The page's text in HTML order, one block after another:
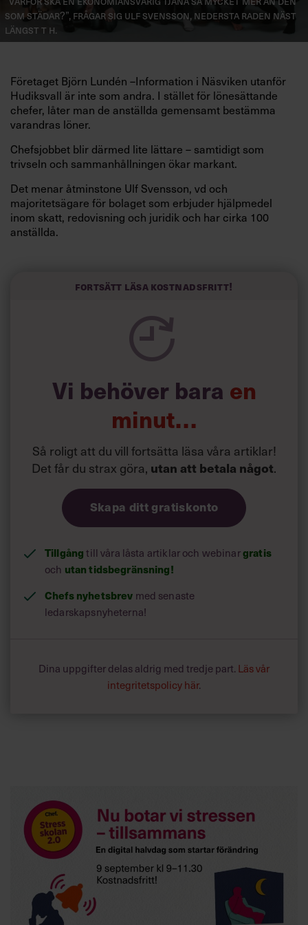
som städar?”, frågar sig Ulf Svensson, nedersta raden näst
längst t h.
Företaget Björn Lundén –Information i Näsviken utanför
Hudiksvall är inte som andra. I stället för lönesättande
chefer, låter man de anställda gemensamt bestämma
varandras löner.
Chefsjobbet blir därmed lite lättare – samtidigt som
trivseln och sammanhållningen ökar markant.
Det menar åtminstone Ulf Svensson, vd och
majoritetsägare för bolaget som erbjuder hjälpmedel
inom skatt, redovisning och juridik och har cirka 100
anställda.
prestation och lön är för mig en självklarhet. En fördel är
tjänar, och behöver inte ägna energi åt att spekulera om
det. Eller gå omkring och vara missnöjd över
löneskillnader som kanske inte ens existerar”, säger han.
Läs också:
Chef undersökning: Så
många chefer är obekväma –
inför lönesamtalet
Fortsätt läsa kostnadsfritt!
Vi behöver bara en
minut…
Så roligt att du vill fortsätta läsa våra artiklar!
Det får du strax göra, utan att betala något.
Skapa ditt gratiskonto
Tillgångtill våra låsta artiklar och webinargratis
och utan tidsbegränsning!
Chefs nyhetsbrev med senaste
ledarskapsnyheterna!
Dina uppgifter delas aldrig med tredje part. Läs vår
integritetspolicy här.